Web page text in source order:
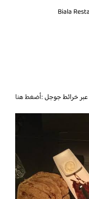
خرائط جوجل :أضغط هنا